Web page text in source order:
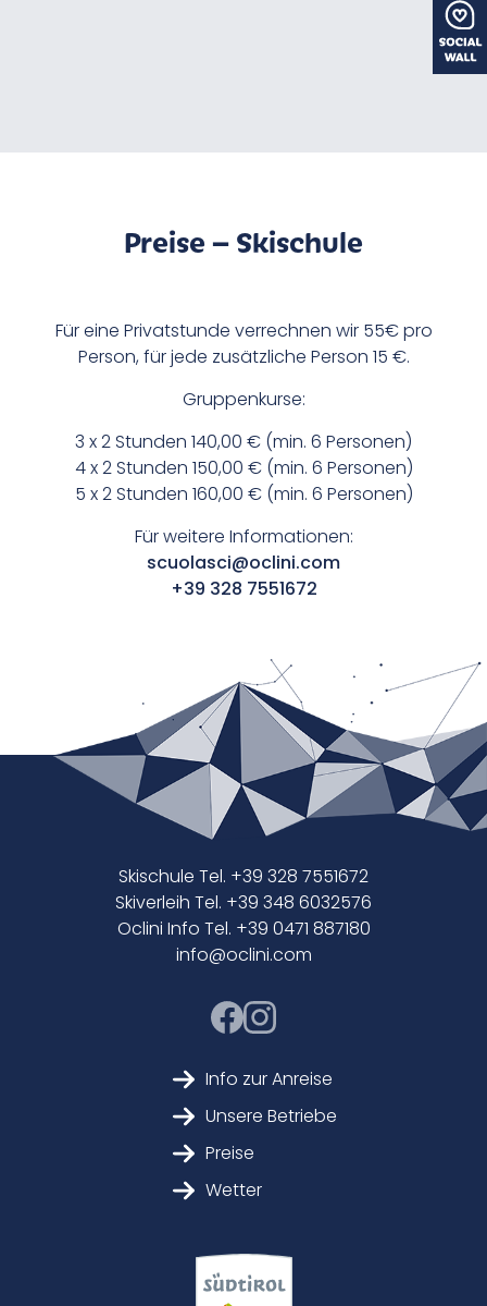
Preise – Skischule
Für eine Privatstunde verrechnen wir 55€ pro
Person, für jede zusätzliche Person 15 €.
Gruppenkurse:
3 x 2 Stunden 140,00 € (min. 6 Personen)
4 x 2 Stunden 150,00 € (min. 6 Personen)
5 x 2 Stunden 160,00 € (min. 6 Personen)
Für weitere Informationen:
scuolasci@oclini.com
+39 328 7551672
Skischule Tel. +39 328 7551672
Skiverleih Tel. +39 348 6032576
Oclini Info Tel. +39 0471 887180
info@oclini.com
Info zur Anreise
Unsere Betriebe
Preise
Wetter